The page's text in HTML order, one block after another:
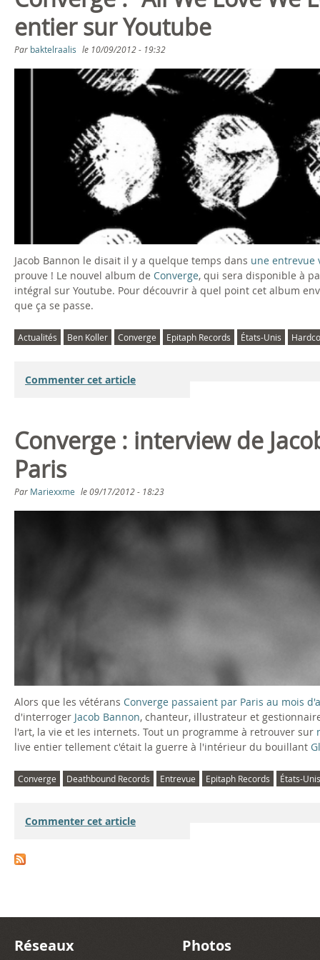
s
ê
t
entier sur Youtube
Par baktelraalis le 10/09/2012 - 19:32
Jacob Bannon le disait il y a quelque temps dans une entrevue
prouve ! Le nouvel album de Converge, qui sera disponible à
intégral sur Youtube. Pour découvrir à quel point cet album
que ça se passe.
Actualités Ben Koller Converge Epitaph Records États-Unis
Commenter cet article
Converge : interview de
Paris
Par Mariexxme le09/17/2012 - 18:23
Alors que les vétérans Converge passaient par Paris au mois
d'interroger Jacob Bannon, chanteur, illustrateur et
l'art, la vie et Ies internets. Tout un programme à retrouver sur
live entier tellement c'était la guerre à l'intérieur du bouillant
Converge Deathbound Records Entrevue Epitaph Records États-Unis
Commenter cet article
Réseaux Photos